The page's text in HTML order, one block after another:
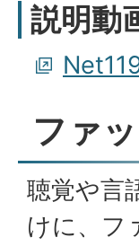
説明動
ファ
聴覚や言
けに、フ